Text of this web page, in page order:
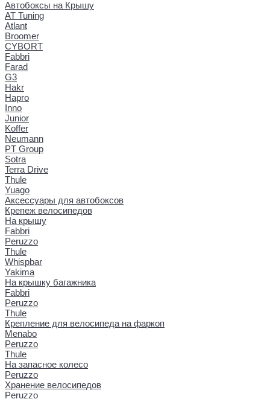
Автобоксы на Крышу
AT Tuning
Atlant
Broomer
CYBORT
Fabbri
Farad
G3
Hakr
Hapro
Inno
Junior
Koffer
Neumann
PT Group
Sotra
Terra Drive
Thule
Yuago
Аксессуары для автобоксов
Крепеж велосипедов
На крышу
Fabbri
Peruzzo
Thule
Whispbar
Yakima
На крышку багажника
Fabbri
Peruzzo
Thule
Крепление для велосипеда на фаркоп
Menabo
Peruzzo
Thule
На запасное колесо
Peruzzo
Хранение велосипедов
Peruzzo